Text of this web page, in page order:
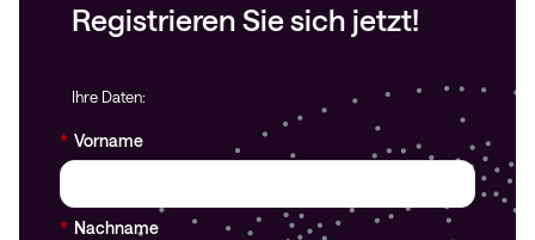
Registrieren Sie sich jetzt!
Ihre Daten:
* Vorname
* Nachname